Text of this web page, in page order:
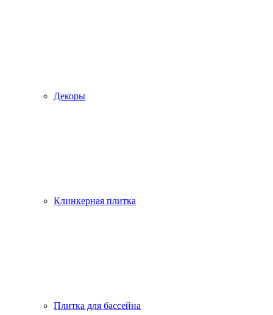
Декоры
Клинкерная плитка
Плитка для бассейна